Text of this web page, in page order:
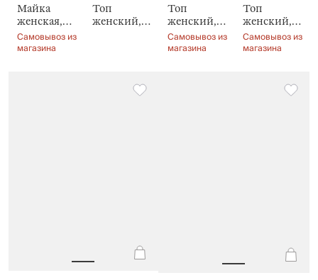
Майка
женская,
домашняя,
Rosemary
Самовывоз из
магазина
Топ
женский,
Топ
женский,
домашний,
Mirandea
Самовывоз из
магазина
Топ
женский,
домашний,
Chlollie
Самовывоз из
магазина